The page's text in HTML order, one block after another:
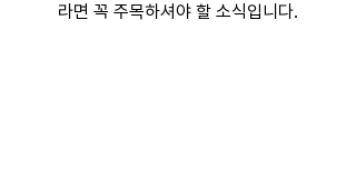
라면 꼭 주목하셔야 할 소식입니다.